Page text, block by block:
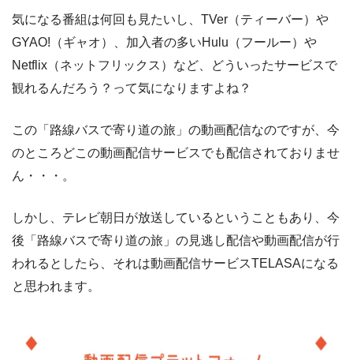
気になる番組は何回も見たいし、TVer（ティーバー）や
GYAO!（ギャオ）、加入者の多いHulu（フールー）や
Netflix（ネットフリックス）など、どういったサービスで
観れるんだろう？って気になりますよね？
この「路線バスで寄り道の旅」の動画配信なのですが、今
のところどこの動画配信サービスでも配信されておりませ
ん・・・。
しかし、テレビ朝日が放送しているということもあり、今
後「路線バスで寄り道の旅」の見逃し配信や動画配信が行
われるとしたら、それは動画配信サービスTELASAになる
と思われます。